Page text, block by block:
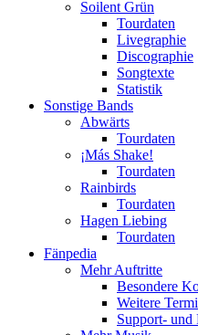
Soilent Grün
Tourdaten
Livegraphie
Discographie
Songtexte
Statistik
Sonstige Bands
Abwärts
Tourdaten
¡Más Shake!
Tourdaten
Rainbirds
Tourdaten
Hagen Liebing
Tourdaten
Fänpedia
Mehr Auftritte
Besondere
Weitere
Support- und